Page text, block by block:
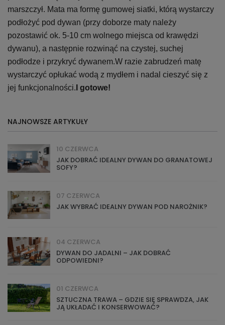
marszczył. Mata ma formę gumowej siatki, którą wystarczy
podłożyć pod dywan (przy doborze maty należy
pozostawić ok. 5-10 cm wolnego miejsca od krawędzi
dywanu), a następnie rozwinąć na czystej, suchej
podłodze i przykryć dywanem.W razie zabrudzeń matę
wystarczyć opłukać wodą z mydłem i nadal cieszyć się z
jej funkcjonalności. I gotowe!
NAJNOWSZE ARTYKUŁY
10 CZERWCA
JAK DOBRAĆ IDEALNY DYWAN DO GRANATOWEJ
SOFY?
07 CZERWCA
JAK WYBRAĆ IDEALNY DYWAN POD NAROŻNIK?
04 CZERWCA
DYWAN DO JADALNI – JAK DOBRAĆ
ODPOWIEDNI?
01 CZERWCA
SZTUCZNA TRAWA – GDZIE SIĘ SPRAWDZA, JAK
JĄ UKŁADAĆ I KONSERWOWAĆ?